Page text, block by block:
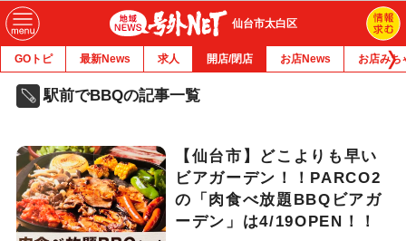
仙台市太白区
GOトピ 最新News 求人 開店/閉店 お店News お店みち
駅前でBBQの記事一覧
【仙台市】どこよりも早い
ビアガーデン！！PARCO2
の「肉食べ放題BBQビアガ
ーデン」は4/19OPEN！！